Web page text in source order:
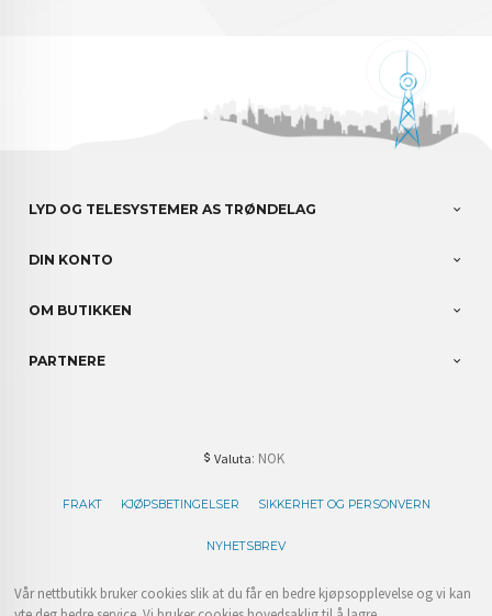
LYD OG TELESYSTEMER AS TRØNDELAG
DIN KONTO
OM BUTIKKEN
PARTNERE
Valuta: NOK
FRAKT KJØPSBETINGELSER SIKKERHET OG PERSONVERN
NYHETSBREV
Vår nettbutikk bruker cookies slik at du får en bedre kjøpsopplevelse og vi kan